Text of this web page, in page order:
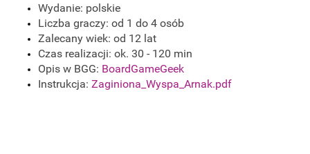
Wydanie: polskie
Liczba graczy: od 1 do 4 osób
Zalecany wiek: od 12 lat
Czas realizacji: ok. 30 - 120 min
Opis w BGG: BoardGameGeek
Instrukcja: Zaginiona_Wyspa_Arnak.pdf